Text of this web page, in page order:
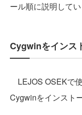
ール順に説明してい
Cygwinをインス
LEJOS OSEKで
Cygwinをインスト